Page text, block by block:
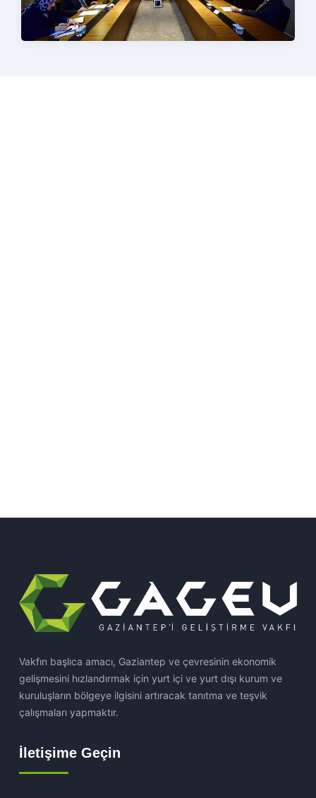
Vakfın başlıca amacı, Gaziantep ve çevresinin ekonomik
gelişmesini hızlandırmak için yurt içi ve yurt dışı kurum ve
kuruluşların bölgeye ilgisini artıracak tanıtma ve teşvik
çalışmaları yapmaktır.
İletişime Geçin